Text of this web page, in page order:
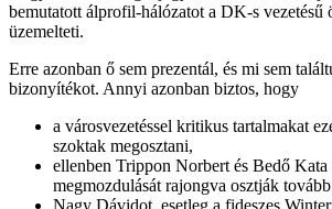
bemutatott álprofil-hálózatot a DK-s vezetésű
üzemelteti.
Erre azonban ő sem prezentál, és mi sem
bizonyítékot. Annyi azonban biztos, hogy
a városvezetéssel kritikus tartalmakat
szoktak megosztani,
ellenben Trippon Norbert és Bedő Kata
megmozdulását rajongva osztják
Nagy Dávidot, esetleg a fideszes